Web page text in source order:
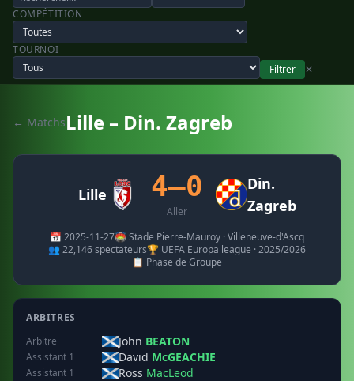
COMPÉTITION
TOURNOI
Filtrer
✕
← MatchsLille – Din. Zagreb
Lille 4–0
Aller
Din.
Zagreb
📅 2025-11-27🏟️ Stade Pierre-Mauroy · Villeneuve-d'Ascq
👥 22,146 spectateurs🏆 UEFA Europa league · 2025/2026
📋 Phase de Groupe
ARBITRES
Arbitre
John BEATON
Assistant 1 David McGEACHIE
Assistant 1 Ross MacLeod